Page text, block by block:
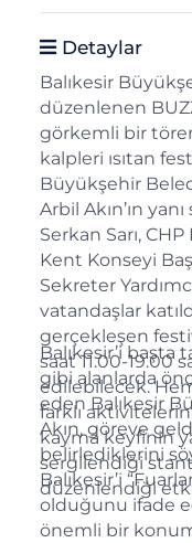
Detaylar
Balıkesir
düzenlenen
görkemli bir
kalpleri ısıtan
Büyükşehir
Arbil Akın’ın
Serkan Sarı,
Kent Konseyi
Sekreter
vatandaşlar
gerçekleşen
saat 11.00-19.00
edilebilecek.
farklı
kayma keyfinin
sergilendiği
düzenlendiği
Balıkesir’i başta
gibi alanlarda
eden Balıkesir
Akın, göreve
belirlediklerini
Balıkesir’i
olduğunu ifade
önemli bir